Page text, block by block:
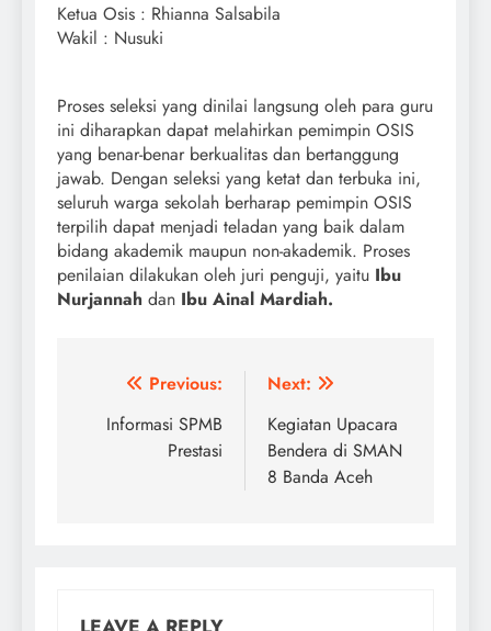
Ketua Osis : Rhianna Salsabila
Wakil : Nusuki
Proses seleksi yang dinilai langsung oleh para guru
ini diharapkan dapat melahirkan pemimpin OSIS
yang benar-benar berkualitas dan bertanggung
jawab. Dengan seleksi yang ketat dan terbuka ini,
seluruh warga sekolah berharap pemimpin OSIS
terpilih dapat menjadi teladan yang baik dalam
bidang akademik maupun non-akademik. Proses
penilaian dilakukan oleh juri penguji, yaitu Ibu
Nurjannah dan Ibu Ainal Mardiah.
Post
navigation
Previous:
Informasi SPMB
Prestasi
Next:
Kegiatan Upacara
Bendera di SMAN
8 Banda Aceh